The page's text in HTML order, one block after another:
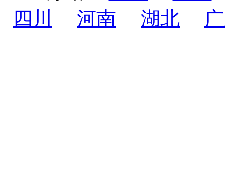
四川
河南 湖北